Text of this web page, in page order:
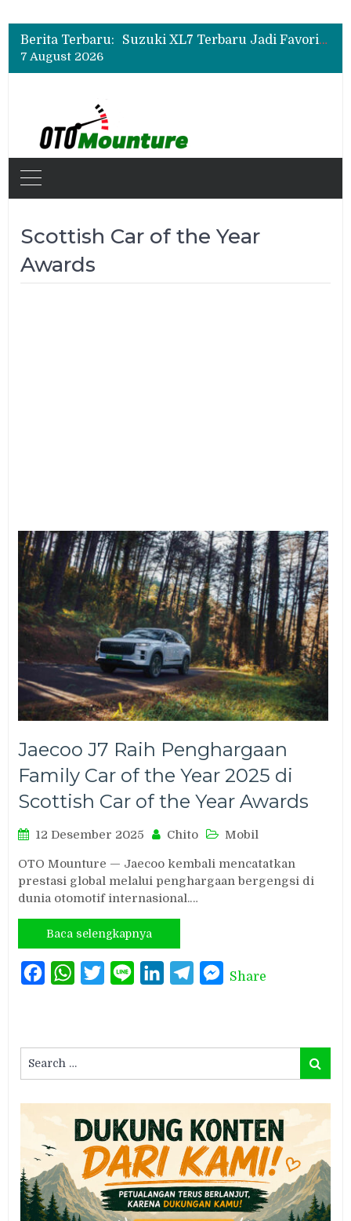
Berita Terbaru:
Promo Servis Mitsubishi Agustus 2026, Ada Diskon ESP dan Bodi & Cat Kilau Merdeka
Suzuki XL7 Terbaru Jadi Favorit Test Drive di GIIAS 2026, Ini Fitur yang Paling Dipuji
Promo Servis Mitsubishi Agustus 2026, Ada Diskon ESP dan Bodi & Cat Kilau Merdeka
7 August 2026
Scottish Car of the Year
Awards
Jaecoo J7 Raih Penghargaan
Family Car of the Year 2025 di
Scottish Car of the Year Awards
12 Desember 2025 Chito Mobil
OTO Mounture — Jaecoo kembali mencatatkan
prestasi global melalui penghargaan bergengsi di
dunia otomotif internasional.…
Baca selengkapnya
FacebookWhatsAppTwitterLine LinkedInTelegramMessenger
Share
for:
Search